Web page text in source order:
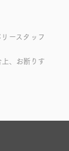
ースタッフ
、お断りす